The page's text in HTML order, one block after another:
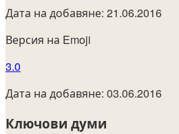
Дата на добавяне: 21.06.2016
Версия на Emoji
3.0
Дата на добавяне: 03.06.2016
Ключови думи